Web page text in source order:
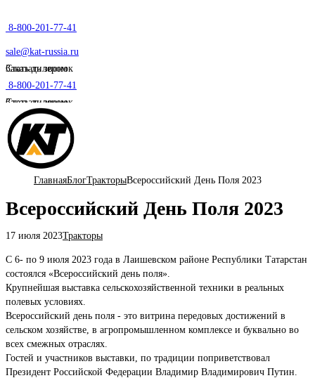
8-800-201-77-41
sale@kat-russia.ru
Стать дилером
Заказать звонок
8-800-201-77-41
Стать дилером
Заказать звонок
ГлавнаяБлогТракторыВсероссийский День Поля 2023
Всероссийский День Поля 2023
17 июля 2023Тракторы
С 6- по 9 июля 2023 года в Лаишевском районе Республики Татарстан
состоялся «Всероссийский день поля».
Крупнейшая выставка сельскохозяйственной техники в реальных
полевых условиях.
Всероссийский день поля - это витрина передовых достижений в
сельском хозяйстве, в агропромышленном комплексе и буквально во
всех смежных отраслях.
Гостей и участников выставки, по традиции поприветствовал
Президент Российской Федерации Владимир Владимирович Путин.